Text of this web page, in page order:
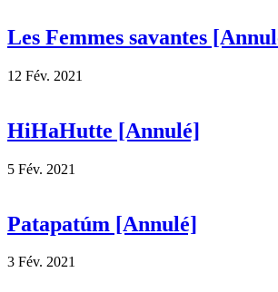
Les Femmes savantes
12 Fév. 2021
HiHaHutte [Annulé]
5 Fév. 2021
Patapatúm [Annulé]
3 Fév. 2021